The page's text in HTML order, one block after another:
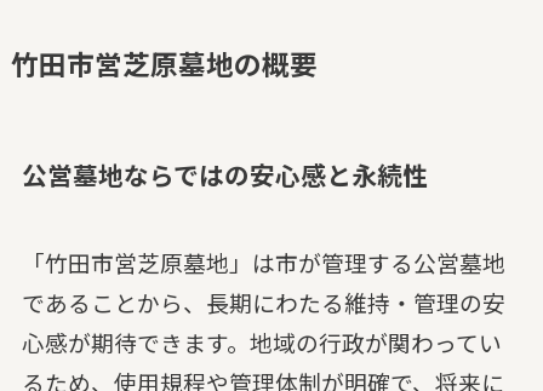
竹田市営芝原墓地の概要
公営墓地ならではの安心感と永続性
「竹田市営芝原墓地」は市が管理する公営墓地
であることから、長期にわたる維持・管理の安
心感が期待できます。地域の行政が関わってい
るため、使用規程や管理体制が明確で、将来に